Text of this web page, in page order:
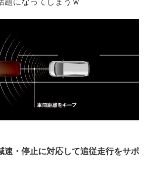
題になってしまうｗ
速・停止に対応して追従走行をサポ